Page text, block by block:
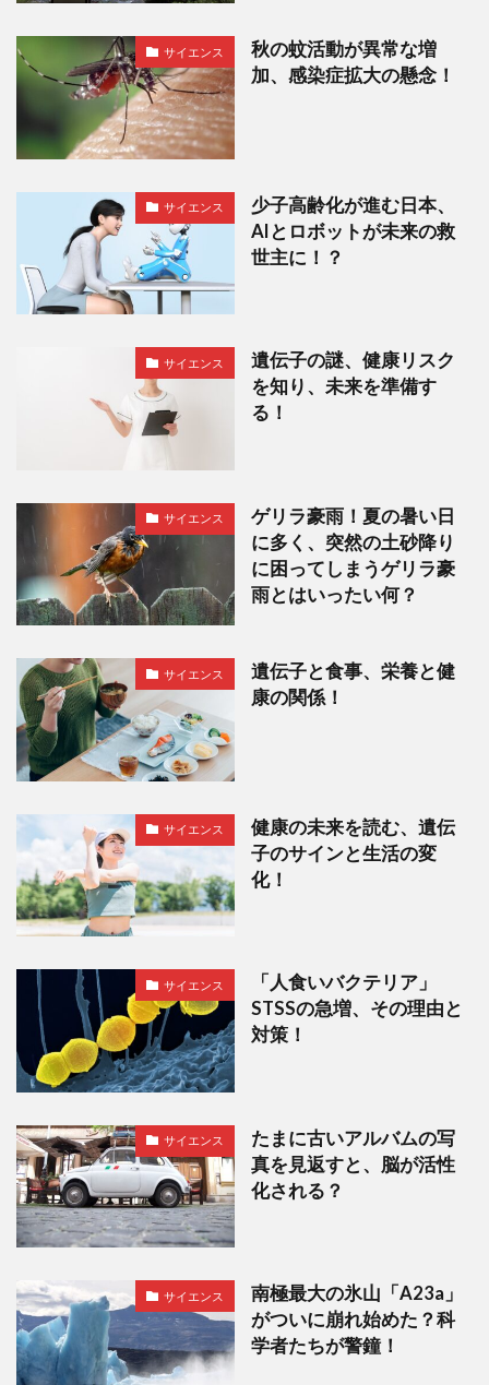
サイエンス
秋の蚊活動が異常な増
加、感染症拡大の懸念！
サイエンス
少子高齢化が進む日本、
AIとロボットが未来の救
世主に！？
サイエンス
遺伝子の謎、健康リスク
を知り、未来を準備す
る！
サイエンス
ゲリラ豪雨！夏の暑い日
に多く、突然の土砂降り
に困ってしまうゲリラ豪
雨とはいったい何？
サイエンス
遺伝子と食事、栄養と健
康の関係！
サイエンス
健康の未来を読む、遺伝
子のサインと生活の変
化！
サイエンス
「人食いバクテリア」
STSSの急増、その理由と
対策！
サイエンス
たまに古いアルバムの写
真を見返すと、脳が活性
化される？
サイエンス
南極最大の氷山「A23a」
がついに崩れ始めた？科
学者たちが警鐘！